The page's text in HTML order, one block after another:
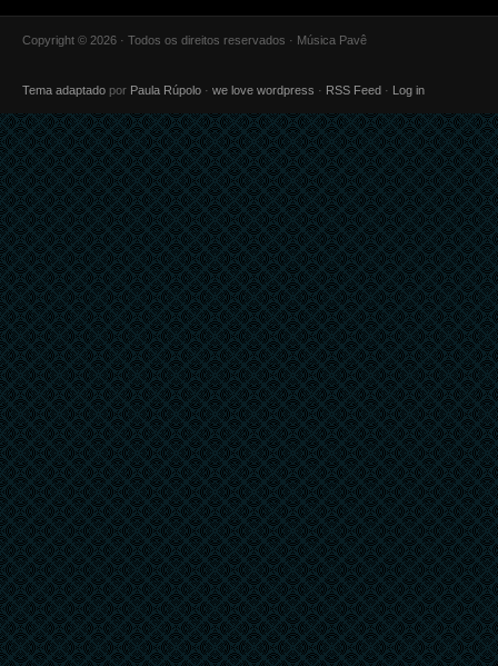
Copyright © 2026 · Todos os direitos reservados · Música Pavê
Tema adaptado por Paula Rúpolo · we love wordpress · RSS Feed · Log in